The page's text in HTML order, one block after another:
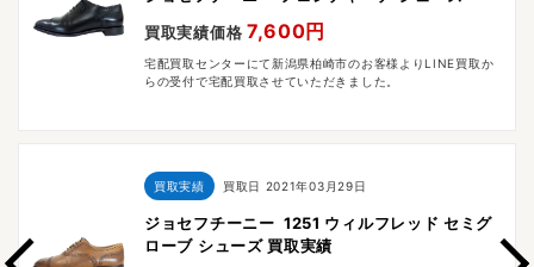
買取実績価格 7,600円
宅配買取センターにて新潟県柏崎市のお客様よりLINE買取か
らの受付で宅配買取させていただきました。
買取実績 買取日 2021年03月29日
ジョセフチーニー 1251 ウィルフレッド セミグ
ローブ シューズ 買取実績